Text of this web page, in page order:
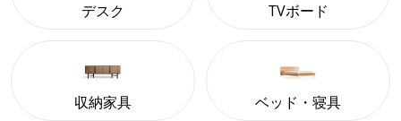
デスク TVボード
収納家具 ベッド・寝具